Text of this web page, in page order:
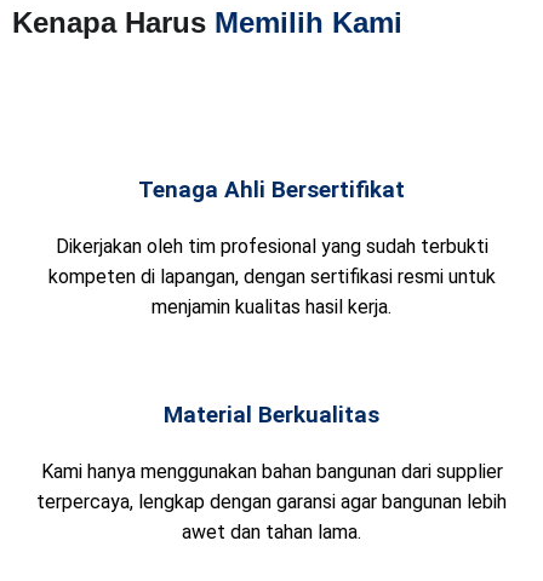
Kenapa Harus Memilih Kami
Tenaga Ahli Bersertifikat
Dikerjakan oleh tim profesional yang sudah terbukti
kompeten di lapangan, dengan sertifikasi resmi untuk
menjamin kualitas hasil kerja.
Material Berkualitas
Kami hanya menggunakan bahan bangunan dari supplier
terpercaya, lengkap dengan garansi agar bangunan lebih
awet dan tahan lama.